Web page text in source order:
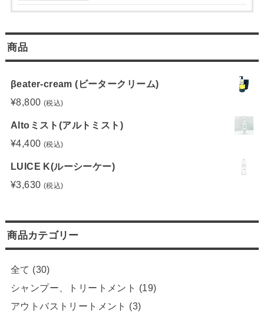
商品
βeater-cream (ビータークリーム)
¥8,800 (税込)
Altoミスト(アルトミスト)
¥4,400 (税込)
LUICE K(ルーシーケー)
¥3,630 (税込)
商品カテゴリー
全て (30)
シャンプー、トリートメント (19)
アウトバストリートメント (3)